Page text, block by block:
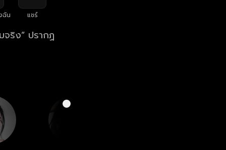
ฉัน แชร์
จริง” ปรากฏ